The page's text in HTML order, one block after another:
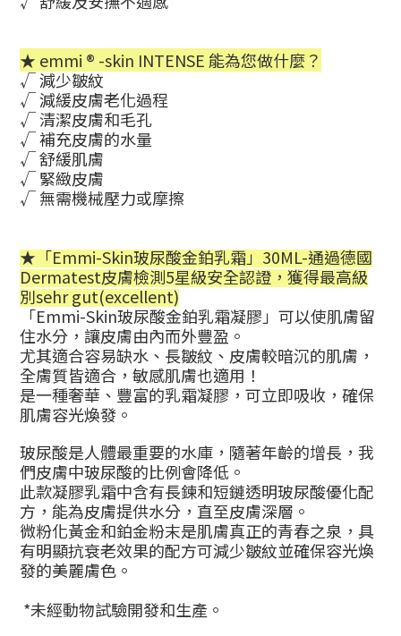
★ emmi ® -skin INTENSE 能為您做什麼？
√減少皺紋
√減緩皮膚老化過程
√清潔皮膚和毛孔
√ 補充皮膚的水量
√ 舒緩肌膚
√ 緊緻皮膚
√無需機械壓力或摩擦
★「Emmi-Skin玻尿酸金鉑乳霜」30ML-通過德國
Dermatest皮膚檢測5星級安全認證，獲得最高級
別sehr gut(excellent)
「Emmi-Skin玻尿酸金鉑乳霜凝膠」 可以使肌膚留
住水分，讓皮膚由內而外豐盈。
尤其適合容易缺水、長皺紋、皮膚較暗沉的肌膚，
全膚質皆適合，敏感肌膚也適用 ！
是一種奢華、豐富的乳霜凝膠，可立即吸收，確保
肌膚容光煥發。
玻尿酸是人體最重要的水庫，隨著年齡的增長，我
們皮膚中玻尿酸的比例會降低。
此款凝膠乳霜中含有長鍊和短鏈透明玻尿酸優化配
方，能為皮膚提供水分，直至皮膚深層。
微粉化黃金和鉑金粉末是肌膚真正的青春之泉，具
有明顯抗衰老效果的配方可減少皺紋並確保容光煥
發的美麗膚色。
*未經動物試驗開發和生產。